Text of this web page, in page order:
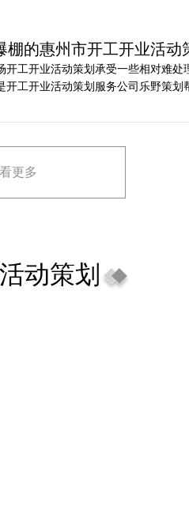
开业活动策划方
一些相对难处理的障碍
公司乐野策划帮助我完
下次有计划还会选择乐
更多
动策划